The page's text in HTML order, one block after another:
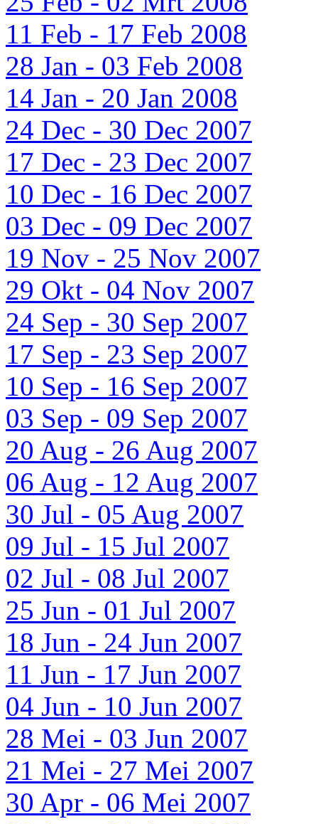
11 Feb - 17 Feb 2008
28 Jan - 03 Feb 2008
14 Jan - 20 Jan 2008
24 Dec - 30 Dec 2007
17 Dec - 23 Dec 2007
10 Dec - 16 Dec 2007
03 Dec - 09 Dec 2007
19 Nov - 25 Nov 2007
29 Okt - 04 Nov 2007
24 Sep - 30 Sep 2007
17 Sep - 23 Sep 2007
10 Sep - 16 Sep 2007
03 Sep - 09 Sep 2007
20 Aug - 26 Aug 2007
06 Aug - 12 Aug 2007
30 Jul - 05 Aug 2007
09 Jul - 15 Jul 2007
02 Jul - 08 Jul 2007
25 Jun - 01 Jul 2007
18 Jun - 24 Jun 2007
11 Jun - 17 Jun 2007
04 Jun - 10 Jun 2007
28 Mei - 03 Jun 2007
21 Mei - 27 Mei 2007
30 Apr - 06 Mei 2007